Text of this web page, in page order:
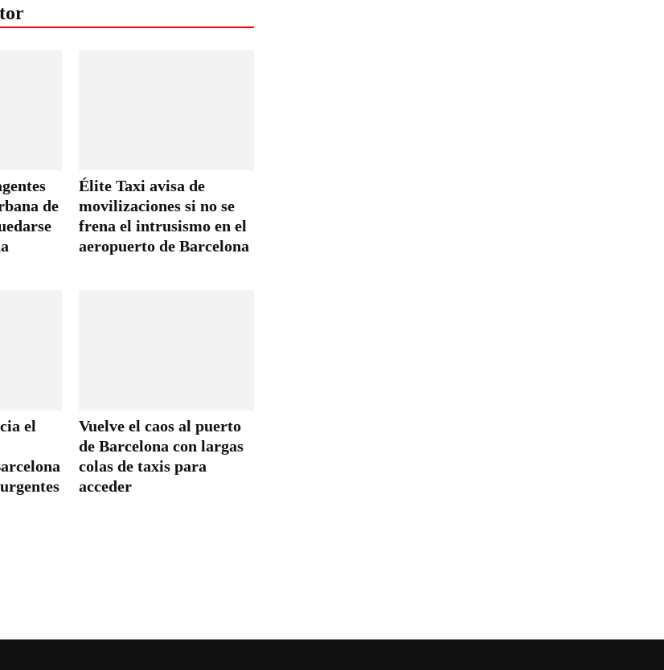
de
Élite Taxi avisa de
movilizaciones si no se
frena el intrusismo en el
aeropuerto de Barcelona
el
Vuelve el caos al puerto
de Barcelona con largas
colas de taxis para
acceder